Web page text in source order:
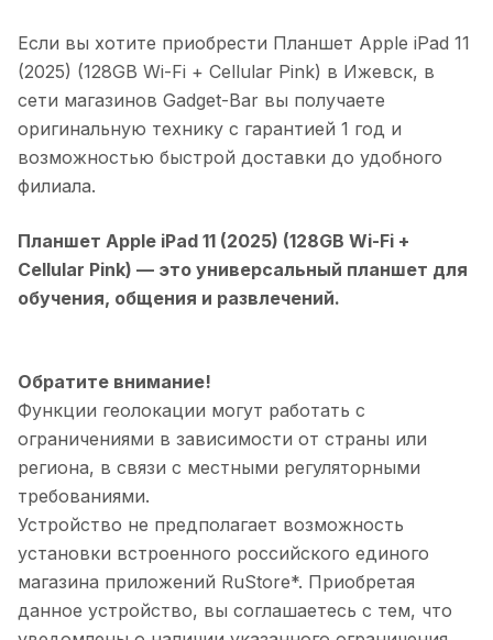
Если вы хотите приобрести Планшет Apple iPad 11
(2025) (128GB Wi-Fi + Cellular Pink) в Ижевск, в
сети магазинов Gadget-Bar вы получаете
оригинальную технику с гарантией 1 год и
возможностью быстрой доставки до удобного
филиала.
Планшет Apple iPad 11 (2025) (128GB Wi-Fi +
Cellular Pink) — это универсальный планшет для
обучения, общения и развлечений.
Обратите внимание!
Функции геолокации могут работать с
ограничениями в зависимости от страны или
региона, в связи с местными регуляторными
требованиями.
Устройство не предполагает возможность
установки встроенного российского единого
магазина приложений RuStore*. Приобретая
данное устройство, вы соглашаетесь с тем, что